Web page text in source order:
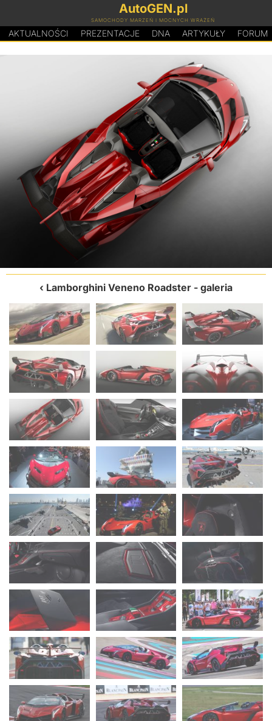
AutoGEN.pl
SAMOCHODY MARZEŃ I MOCNYCH WRAŻEŃ
AKTUALNOŚCI PREZENTACJE DNA ARTYKUŁY FORUM
Lamborghini Veneno Roadster - galeria